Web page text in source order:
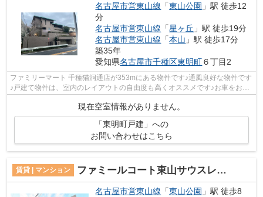
名古屋市営東山線 「東山公園 」駅 徒歩12
分
名古屋市営東山線 「星ヶ丘 」駅 徒歩19分
名古屋市営東山線 「本山 」駅 徒歩17分
築35年
愛知県名古屋市千種区東明町６丁目2
ファミリーマート 千種猫洞通店が353mにある物件です♪通風良好な物件です
♪戸建て物件は、室内のレイアウトの自由度も高くオススメです♪お車をお持
ちの方にオススメの、自走式駐車場を...
現在空室情報がありません。
「東明町戸建」への
お問い合わせはこちら
賃貸 | マンション ファミールコート東山サウスレジデンス
名古屋市営東山線 「東山公園 」駅 徒歩8